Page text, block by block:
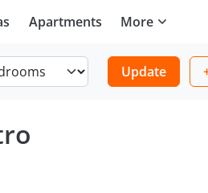
Apartments More
Update